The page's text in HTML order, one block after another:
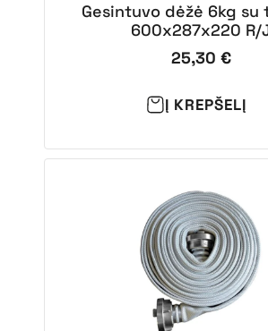
Gesintuvo dėžė 6kg su
600x287x220 R/
25,30 €
Į KREPŠELĮ